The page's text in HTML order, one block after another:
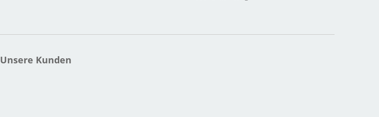
Unsere Kunden